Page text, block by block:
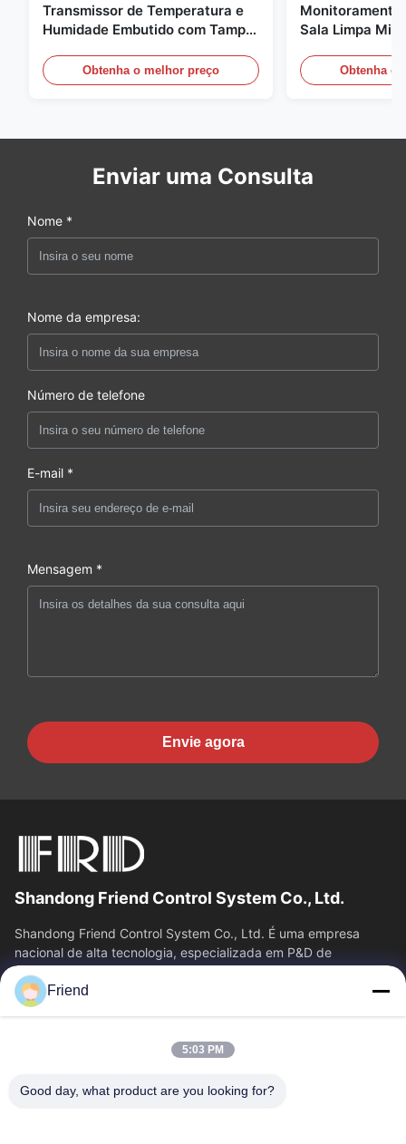
Transmissor de Temperatura e
Humidade Embutido com Tampa
Aço Inoxidável 316L
Obtenha o melhor preço
Monitoramento
Sala Limpa
médica / de
Obtenha o
Enviar uma Consulta
Nome *
Nome da empresa:
Número de telefone
E-mail *
Mensagem *
Envie agora
Shandong Friend Control System Co., Ltd.
Shandong Friend Control System Co., Ltd. É uma empresa
nacional de alta tecnologia, especializada em P&D de
instrumentação, fabricação e...
Relações Rápidas
Quem Somos
Fábrica
Controle De Qualidade
Friend
5:03 PM
Good day, what product are you looking for?